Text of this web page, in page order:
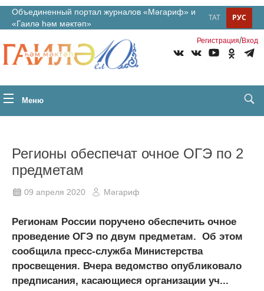
Объединенный портал журналов «Мәгариф» и
«Гаилә һәм мәктәп»
РУС
ТАТ
Регистрация/Вход
Меню
Регионы обеспечат очное ОГЭ по 2
предметам
09 апреля 2020 Мәгариф
Регионам России поручено обеспечить очное
проведение ОГЭ по двум предметам. Об этом
сообщила пресс-служба Министерства
просвещения. Вчера ведомство опубликовало
предписания, касающиеся организации уч...